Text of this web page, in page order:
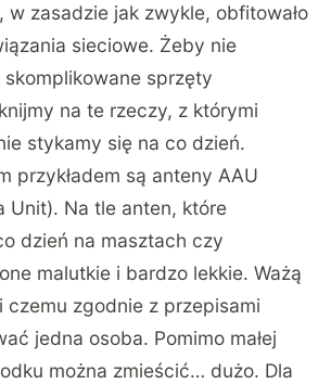
w zasadzie jak zwykle, obfitowało
sieciowe. Żeby nie
skomplikowane sprzęty
na te rzeczy, z którymi
stykamy się na co dzień.
przykładem są anteny AAU
Unit). Na tle anten, które
dzień na masztach czy
malutkie i bardzo lekkie. Ważą
czemu zgodnie z przepisami
jedna osoba. Pomimo małej
można zmieścić… dużo. Dla